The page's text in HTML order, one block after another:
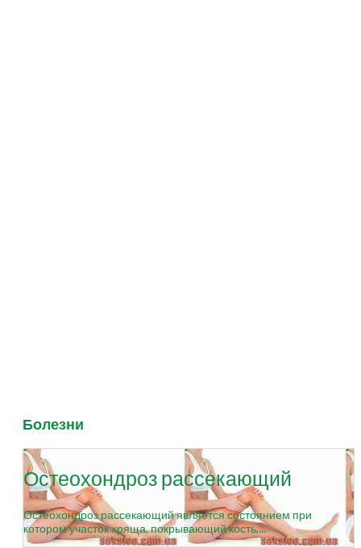
Болезни
Остеохондроз рассекающий
Остеохондроз рассекающий является состоянием при
котором участок хряща, покрывающий кость,...